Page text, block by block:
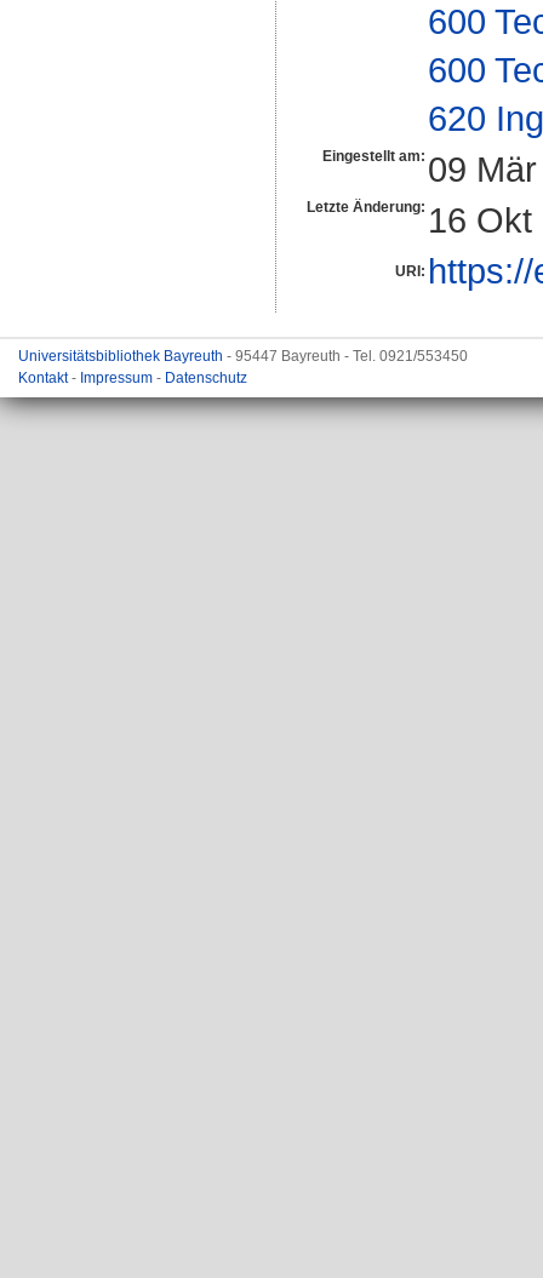
600
600
620
Eingestellt am: 09
Letzte Änderung: 16 Okt
URI:
Universitätsbibliothek Bayreuth - 95447 Bayreuth - Tel. 0921/553450
Kontakt- Impressum - Datenschutz